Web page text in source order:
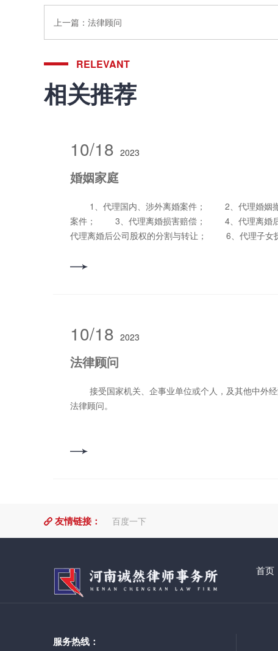
上一篇： 法律顾问
RELEVANT
相关推荐
10/18 2023
婚姻家庭
案件； 3、代理离婚损害赔偿； 4、代理离婚
代理离婚后公司股权的分割与转让； 6、代理子
行； 9、代理遗产继承、分家析产诉讼； 10、追
10/18 2023
法律顾问
法律顾问。
友情链接： 百度一下
首页
服务热线：